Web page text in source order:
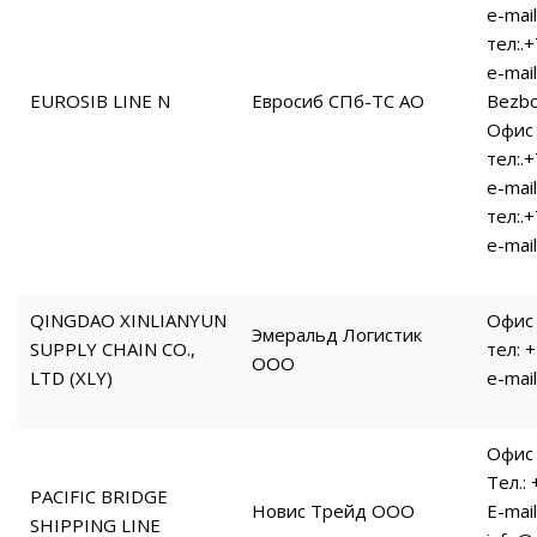
EUROSIB LINE N Евросиб СПб-ТС АО
e-
e-
Офис
e-
e-
QINGDAO XINLIANYUN
SUPPLY CHAIN CO.,
LTD (XLY)
Эмеральд Логистик
ООО
Офис
тел:
e-
PACIFIC BRIDGE
SHIPPING LINE
Новис Трейд ООО
Офис
Тел.:
E-